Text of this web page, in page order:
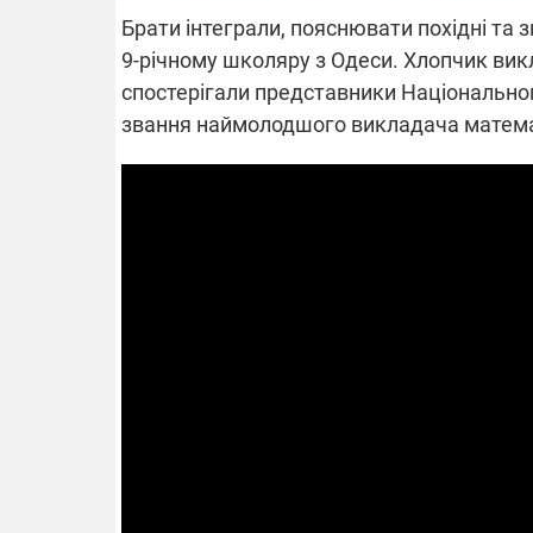
Брати інтеграли, пояснювати похідні та
9-річному школяру з Одеси. Хлопчик
спостерігали представники
звання наймолодшого викладача
Частина